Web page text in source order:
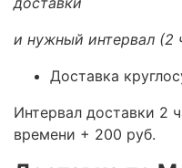
и нужный интервал (2
Доставка
Интервал доставки 2
времени + 200 руб.